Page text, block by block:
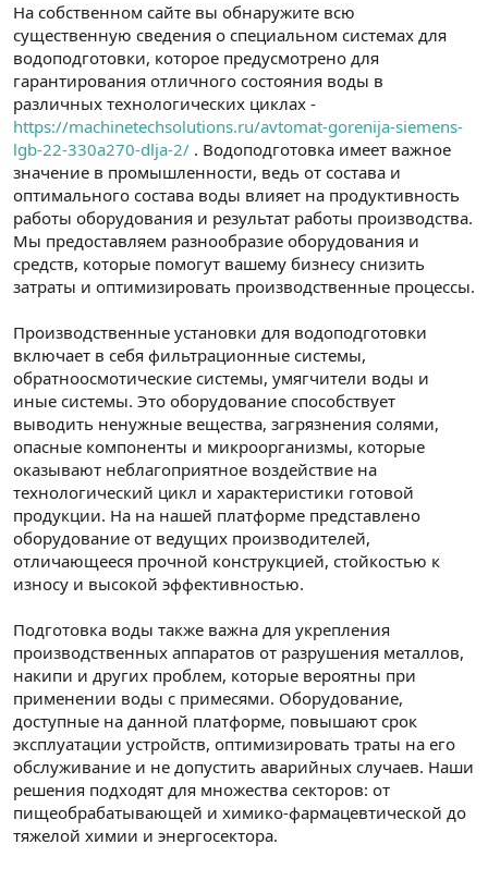
На собственном сайте вы обнаружите всю
существенную сведения о специальном системах для
водоподготовки, которое предусмотрено для
гарантирования отличного состояния воды в
различных технологических циклах -
https://machinetechsolutions.ru/avtomat-gorenija-siemens-
lgb-22-330a270-dlja-2/ . Водоподготовка имеет важное
значение в промышленности, ведь от состава и
оптимального состава воды влияет на продуктивность
работы оборудования и результат работы производства.
Мы предоставляем разнообразие оборудования и
средств, которые помогут вашему бизнесу снизить
затраты и оптимизировать производственные процессы.
Производственные установки для водоподготовки
включает в себя фильтрационные системы,
обратноосмотические системы, умягчители воды и
иные системы. Это оборудование способствует
выводить ненужные вещества, загрязнения солями,
опасные компоненты и микроорганизмы, которые
оказывают неблагоприятное воздействие на
технологический цикл и характеристики готовой
продукции. На на нашей платформе представлено
оборудование от ведущих производителей,
отличающееся прочной конструкцией, стойкостью к
износу и высокой эффективностью.
Подготовка воды также важна для укрепления
производственных аппаратов от разрушения металлов,
накипи и других проблем, которые вероятны при
применении воды с примесями. Оборудование,
доступные на данной платформе, повышают срок
эксплуатации устройств, оптимизировать траты на его
обслуживание и не допустить аварийных случаев. Наши
решения подходят для множества секторов: от
пищеобрабатывающей и химико-фармацевтической до
тяжелой химии и энергосектора.